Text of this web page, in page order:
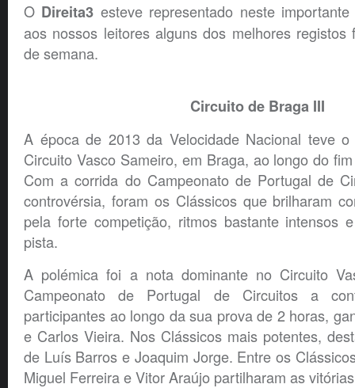
O Direita3 esteve representado neste
aos nossos leitores alguns dos melhores registos
de semana.
Circuito de Braga III
A época de 2013 da Velocidade Nacional teve
Circuito Vasco Sameiro, em Braga, ao longo do
Com a corrida do Campeonato de Portugal de
controvérsia, foram os Clássicos que brilharam
pela forte competição, ritmos bastante intensos
pista.
A polémica foi a nota dominante no Circuito
Campeonato de Portugal de Circuitos a
participantes ao longo da sua prova de 2 horas,
e Carlos Vieira. Nos Clássicos mais potentes,
de Luís Barros e Joaquim Jorge. Entre os
Miguel Ferreira e Vitor Araújo partilharam as